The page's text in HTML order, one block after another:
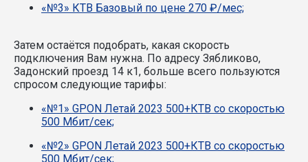
«№3» КТВ Базовый по цене 270 ₽/мес;
Затем остаётся подобрать, какая скорость
подключения Вам нужна. По адресу Зябликово,
Задонский проезд 14 к1, больше всего пользуются
спросом следующие тарифы:
«№1» GPON Летай 2023 500+КТВ со скоростью
500 Мбит/сек;
«№2» GPON Летай 2023 500+КТВ со скоростью
500 Мбит/сек;